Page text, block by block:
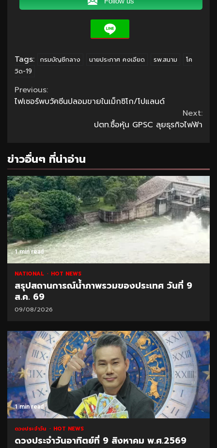
Tags: กรมบัญชีกลาง นายประภาศ คงเอียด รพ.สนาม
โค
วิด-19
Continue
Reading
Previous:
ไฟเซอร์พบวัคซีนปลอมขายในเม็กซิโก/โปแลนด์
Next:
ปตท.ซื้อหุ้น GPSC ลุยธุรกิจไฟฟ้า
ข่าวอื่นๆ ที่น่าอ่าน
1 min read
NATIONAL HOT NEWS
สรุปสถานการณ์น้ำภาพรวมของประเทศ วันที่ 9
ส.ค. 69
09/08/2026
1 min read
ดวงประจำวัน HOT NEWS
ดวงประจำวันอาทิตย์ที่ 9 สิงหาคม พ.ศ.2569